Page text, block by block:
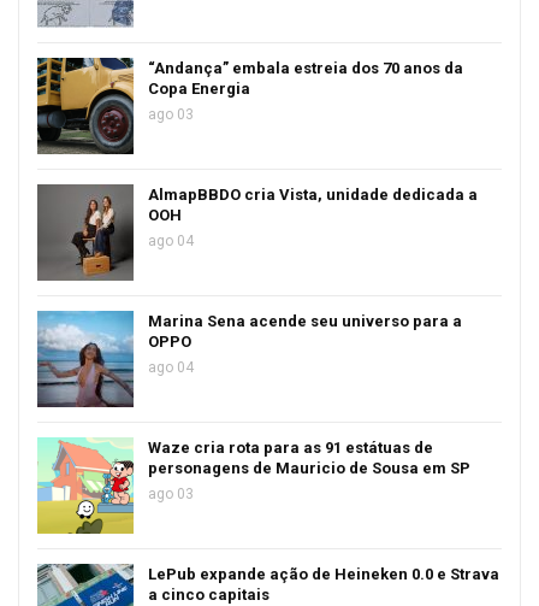
“Andança” embala estreia dos 70 anos da
Copa Energia
ago 03
AlmapBBDO cria Vista, unidade dedicada a
OOH
ago 04
Marina Sena acende seu universo para a
OPPO
ago 04
Waze cria rota para as 91 estátuas de
personagens de Mauricio de Sousa em SP
ago 03
LePub expande ação de Heineken 0.0 e Strava
a cinco capitais